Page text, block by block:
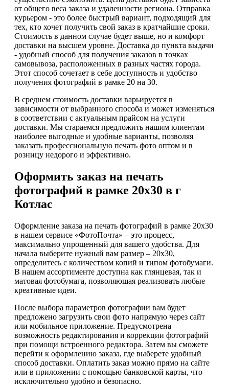
от общего веса заказа и удаленности региона. Отправка
курьером - это более быстрый вариант, подходящий для
тех, кто хочет получить свой заказ в кратчайшие сроки.
Стоимость в данном случае будет выше, но и комфорт
доставки на высшем уровне. Доставка до пункта выдачи
- удобный способ для получения заказов в точках
самовывоза, расположенных в разных частях города.
Этот способ сочетает в себе доступность и удобство
получения фотографий в рамке 20 на 30.
В среднем стоимость доставки варьируется в
зависимости от выбранного способа и может изменяться
в соответствии с актуальным прайсом на услуги
доставки. Мы стараемся предложить нашим клиентам
наиболее выгодные и удобные варианты, позволяя
заказать профессиональную печать фото оптом и в
розницу недорого и эффективно.
Оформить заказ на печать
фотографий в рамке 20х30 в г
Котлас
Оформление заказа на печать фотографий в рамке 20х30
в нашем сервисе «ФотоПочта» – это процесс,
максимально упрощенный для вашего удобства. Для
начала выберите нужный вам размер – 20х30,
определитесь с количеством копий и типом фотобумаги.
В нашем ассортименте доступна как глянцевая, так и
матовая фотобумага, позволяющая реализовать любые
креативные идеи.
После выбора параметров фотографии вам будет
предложено загрузить свои фото напрямую через сайт
или мобильное приложение. Предусмотрена
возможность редактирования и коррекции фотографий
при помощи встроенного редактора. Затем вы сможете
перейти к оформлению заказа, где выберете удобный
способ доставки. Оплатить заказ можно прямо на сайте
или в приложении с помощью банковской карты, что
исключительно удобно и безопасно.